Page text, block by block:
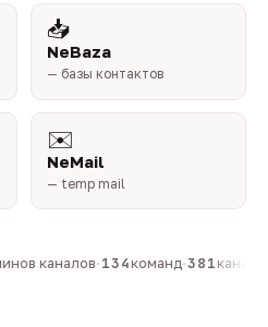
📥
NeBaza
— базы контактов
✉️
NeMail
— temp mail
каналов·134команд·381каналов